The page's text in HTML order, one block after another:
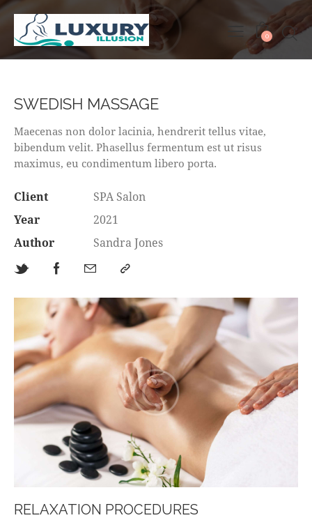
0
SWEDISH MASSAGE
Maecenas non dolor lacinia, hendrerit tellus vitae,
bibendum velit. Phasellus fermentum est ut risus
maximus, eu condimentum libero porta.
Client
SPA Salon
Year
2021
Author
Sandra Jones
RELAXATION PROCEDURES